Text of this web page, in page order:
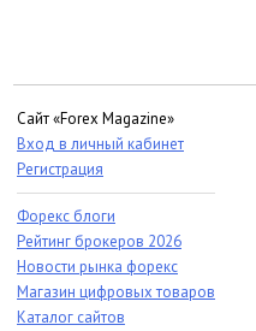
Сайт «Forex Magazine»
Вход в личный кабинет
Регистрация
Форекс блоги
Рейтинг брокеров 2026
Новости рынка форекс
Магазин цифровых товаров
Каталог сайтов